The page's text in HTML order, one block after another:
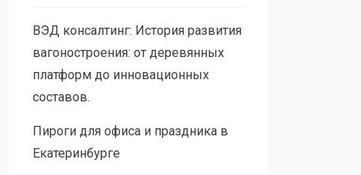
ВЭД консалтинг: История развития
вагоностроения: от деревянных
платформ до инновационных
составов.
Пироги для офиса и праздника в
Екатеринбурге